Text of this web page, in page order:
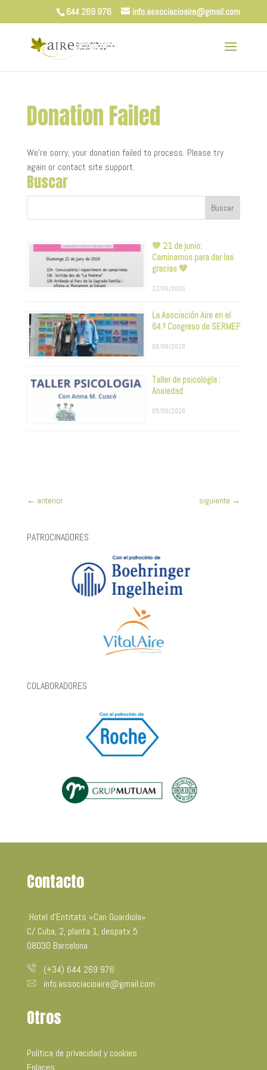
644 269 976 info.associacioaire@gmail.com
Donation Failed
We're sorry, your donation failed to process. Please try
again or contact site support.
Buscar
💚 21 de junio:
Caminamos para dar las
gracias 💚
22/06/2026
La Asociación Aire en el
64.º Congreso de SERMEF
08/06/2026
Taller de psicología :
Ansiedad
05/06/2026
← anterior siguiente →
PATROCINADORES
COLABORADORES
Contacto
Hotel d’Entitats «Can Guardiola»
C/ Cuba, 2, planta 1, despatx 5
08030 Barcelona
(+34) 644 269 976
info.associacioaire@gmail.com
Otros
Política de privacidad y cookies
Enlaces